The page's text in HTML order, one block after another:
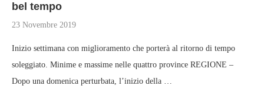
bel tempo
23 Novembre 2019
Inizio settimana con miglioramento che porterà al ritorno di tempo
soleggiato. Minime e massime nelle quattro province REGIONE –
Dopo una domenica perturbata, l’inizio della …